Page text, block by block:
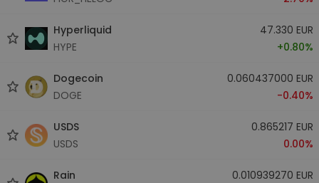
Hyperliquid
HYPE
47.330 EUR
+0.80%
Dogecoin
DOGE
0.060437000 EUR
-0.40%
USDS
USDS
0.865217 EUR
0.00%
Rain
0.010939270 EUR